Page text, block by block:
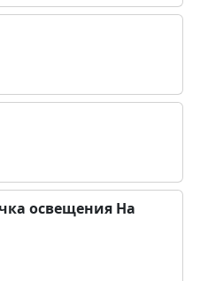
освещения На